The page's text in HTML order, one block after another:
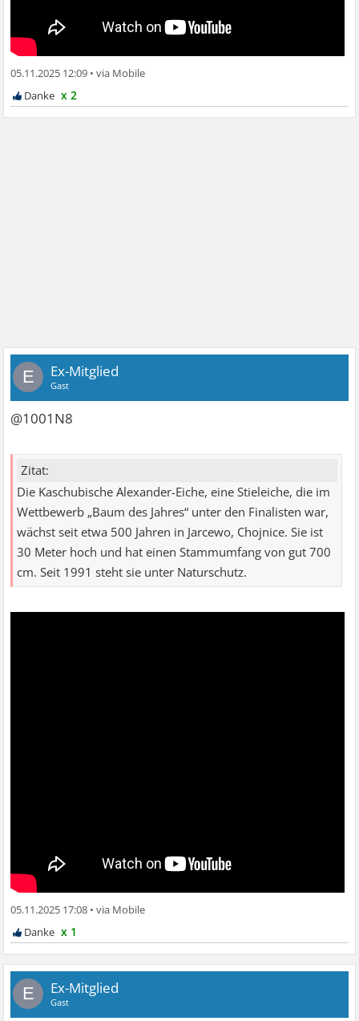
05.11.2025 12:09 •
x 2
E Ex-Mitglied
Gast
@1001N8
Zitat:
Die Kaschubische Alexander-Eiche, eine Stieleiche, die im
Wettbewerb „Baum des Jahres“ unter den Finalisten war,
wächst seit etwa 500 Jahren in Jarcewo, Chojnice. Sie ist
30 Meter hoch und hat einen Stammumfang von gut 700
cm. Seit 1991 steht sie unter Naturschutz.
05.11.2025 17:08 •
x 1
E Ex-Mitglied
Gast